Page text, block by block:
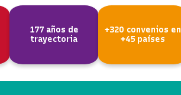
177 años de
trayectoria
+320 convenios en
+45 países